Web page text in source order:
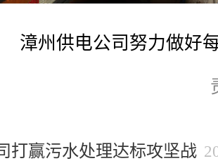
州供电公司努力做好
打赢污水处理达标攻坚战